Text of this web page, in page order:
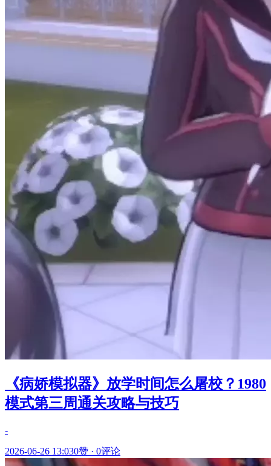
《病娇模拟器》放学时间怎么屠校？1980
模式第三周通关攻略与技巧
-
2026-06-26 13:030赞 · 0评论